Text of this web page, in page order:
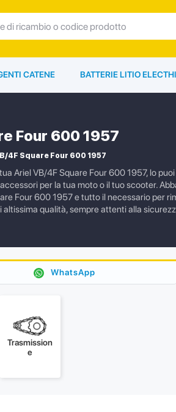
CATENE BATTERIE LITIO
Four 600 1957
4F Square Four 600 1957
Ariel VB/4F Square Four 600 1957, lo
per la tua moto o il tuo scooter.
Four 600 1957 e tutto il necessario per
qualità, sempre attenti alla
WhatsApp
Trasmission
e